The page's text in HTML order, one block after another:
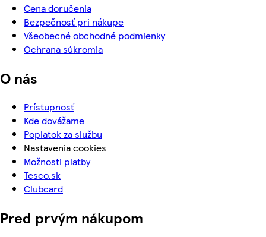
Cena doručenia
Bezpečnosť pri nákupe
Všeobecné obchodné podmienky
Ochrana súkromia
O nás
Prístupnosť
Kde dovážame
Poplatok za službu
Nastavenia cookies
Možnosti platby
Tesco.sk
Clubcard
Pred prvým nákupom